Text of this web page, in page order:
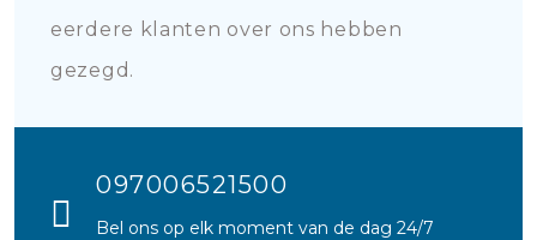
eerdere klanten over ons hebben
gezegd.
097006521500
Bel ons op elk moment van de dag 24/7